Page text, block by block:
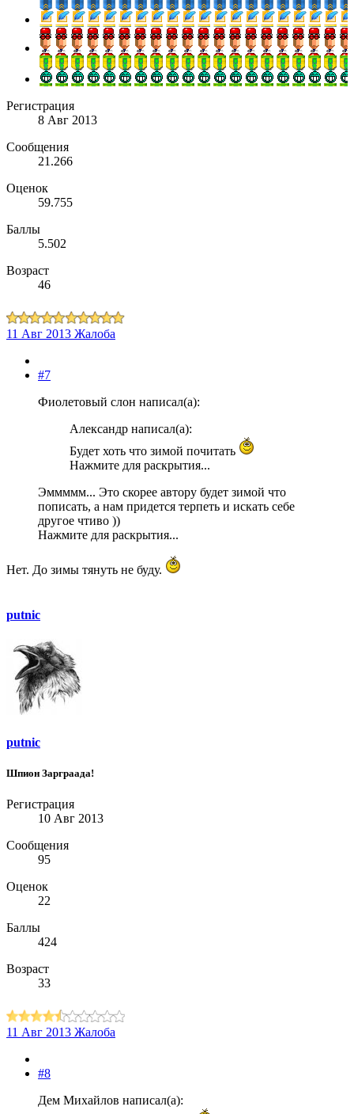
Регистрация
8 Авг 2013
Сообщения
21.266
Оценок
59.755
Баллы
5.502
Возраст
46
11 Авг 2013 Жалоба
#7
Фиолетовый слон написал(а):
Александр написал(а):
Будет хоть что зимой почитать
Нажмите для раскрытия...
Эммммм... Это скорее автору будет зимой что
пописать, а нам придется терпеть и искать себе
другое чтиво ))
Нажмите для раскрытия...
Нет. До зимы тянуть не буду.
putnic
putnic
Шпион Зарграада!
Регистрация
10 Авг 2013
Сообщения
95
Оценок
22
Баллы
424
Возраст
33
11 Авг 2013 Жалоба
#8
Дем Михайлов написал(а):